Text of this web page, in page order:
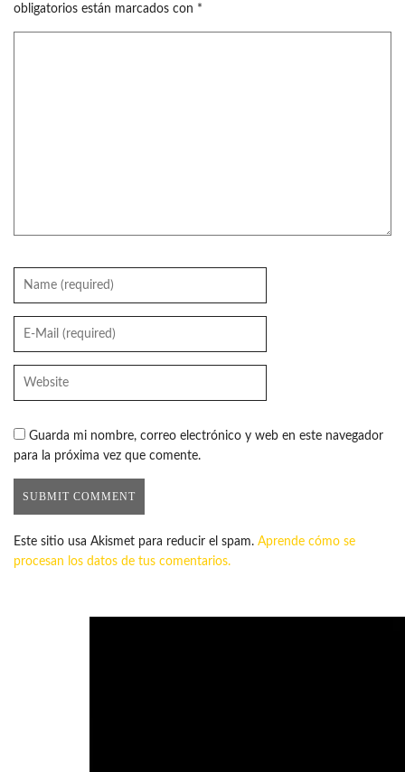
obligatorios están marcados con *
Guarda mi nombre, correo electrónico y web en este navegador
para la próxima vez que comente.
Este sitio usa Akismet para reducir el spam. Aprende cómo se
procesan los datos de tus comentarios.